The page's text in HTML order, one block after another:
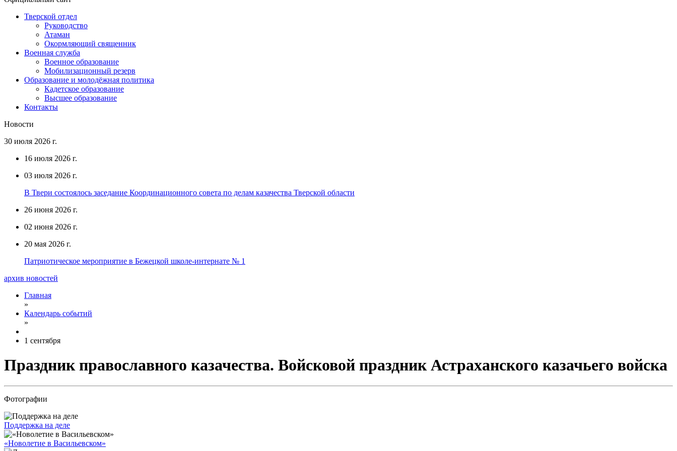
Тверской отдел
Руководство
Атаман
Окормляющий священник
Военная служба
Военное образование
Мобилизационный резерв
Образование и молодёжная политика
Кадетское образование
Высшее образование
Контакты
Новости
30 июля 2026 г.
16 июля 2026 г.
03 июля 2026 г.
В Твери состоялось заседание Координационного совета по делам казачества Тверской области
26 июня 2026 г.
02 июня 2026 г.
20 мая 2026 г.
Патриотическое мероприятие в Бежецкой школе-интернате № 1
архив новостей
Главная
»
Календарь событий
»
1 сентября
Праздник православного казачества. Войсковой праздник Астраханского казачьего войска
Фотографии
Поддержка на деле
«Новолетие в Васильевском»